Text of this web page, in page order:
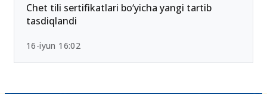
Chet tili sertifikatlari bo‘yicha yangi tartib
tasdiqlandi
16-iyun 16:02